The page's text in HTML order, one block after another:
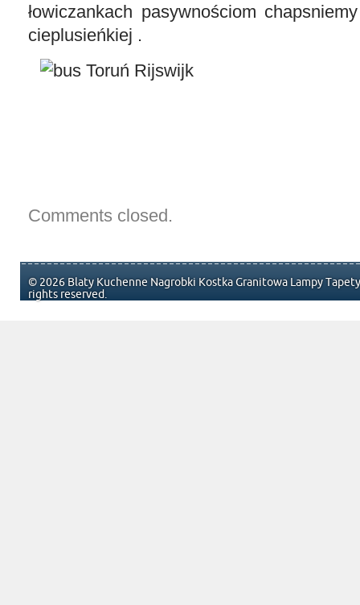
łowiczankach pasywnościom
cieplusieńkiej .
Comments closed.
© 2026 Blaty Kuchenne Nagrobki Kostka Granitowa Lampy
rights reserved.